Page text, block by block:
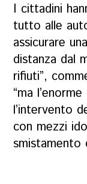
I cittadini
tutto alle
assicurare
distanza dal
rifiuti”,
“ma
l’intervento
con mezzi